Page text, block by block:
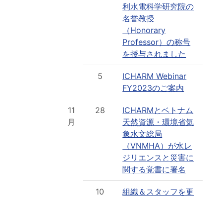
利水電科学研究院の
名誉教授
（Honorary
Professor）の称号
を授与されました
5
ICHARM Webinar
FY2023のご案内
11
月
28
ICHARMとベトナム
天然資源・環境省気
象水文総局
（VNMHA）が水レ
ジリエンスと災害に
関する覚書に署名
10
組織＆スタッフを更